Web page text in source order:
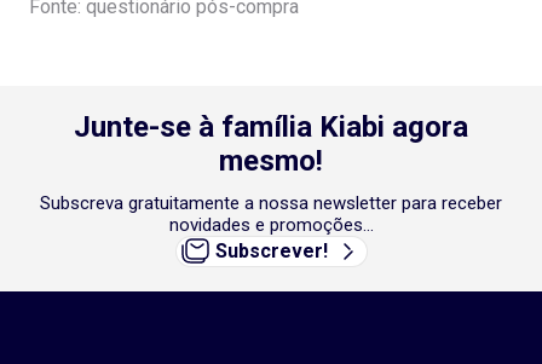
Fonte: questionário pós-compra
Junte-se à família Kiabi agora
mesmo!
Subscreva gratuitamente a nossa newsletter para receber
novidades e promoções...
Subscrever!